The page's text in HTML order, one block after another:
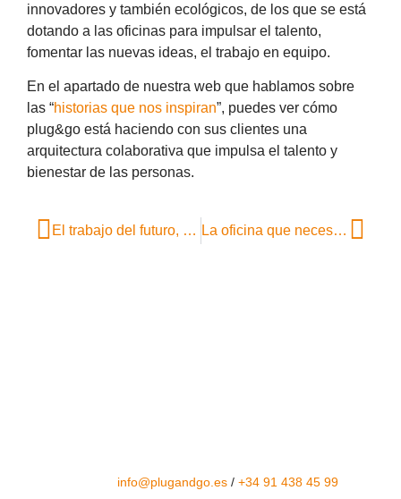
innovadores y también ecológicos, de los que se está
dotando a las oficinas para impulsar el talento,
fomentar las nuevas ideas, el trabajo en equipo.
En el apartado de nuestra web que hablamos sobre
las “historias que nos inspiran”, puedes ver cómo
plug&go está haciendo con sus clientes una
arquitectura colaborativa que impulsa el talento y
bienestar de las personas.
El trabajo del futuro, ¿se confirma el crecimiento del coworking? La oficina que necesitan los nuevos estilos de liderazgo
info@plugandgo.es / +34 91 438 45 99